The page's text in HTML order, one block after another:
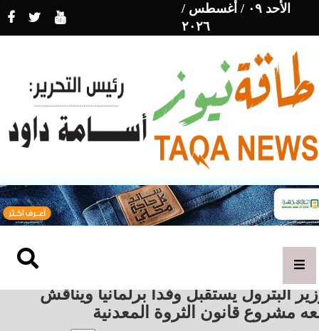
الأحد ٠٩ / أغسطس /
٢٠٢٦
البترول يستقبل وفدا برلمانيا ويناقش
مشروع قانون الثروة المعدنية